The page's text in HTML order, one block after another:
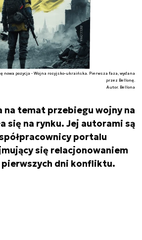
nowa pozycja - Wojna rosyjsko-ukraińska. Pierwsza faza, wydana
przez Bellonę.
Autor. Bellona
na temat przebiegu wojny na
się na rynku. Jej autorami są
portalu
się relacjonowaniem
dni konfliktu.